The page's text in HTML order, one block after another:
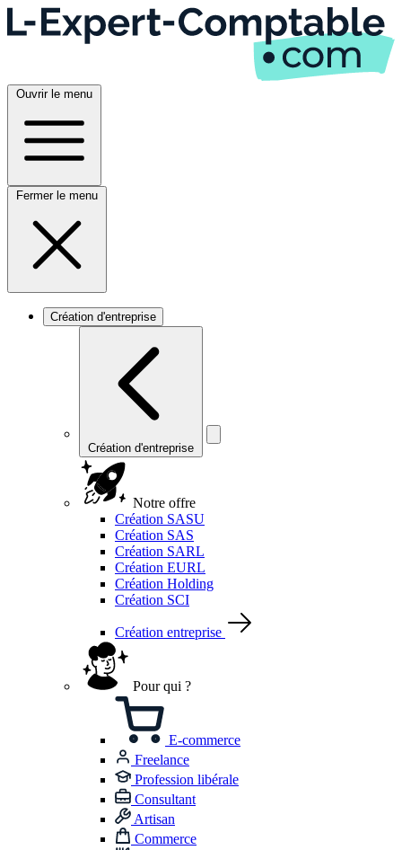
Ouvrir le menu
Fermer le menu
Création d'entreprise
Création d'entreprise
Notre offre
Création SASU
Création SAS
Création SARL
Création EURL
Création Holding
Création SCI
Création entreprise
Pour qui ?
E-commerce
Freelance
Profession libérale
Consultant
Artisan
Commerce